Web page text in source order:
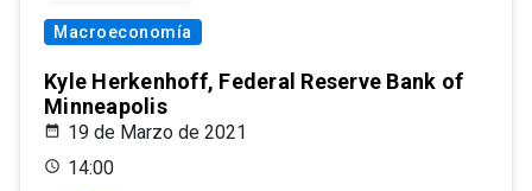
Macroeconomía
Kyle Herkenhoff, Federal Reserve Bank of
Minneapolis
19 de Marzo de 2021
14:00